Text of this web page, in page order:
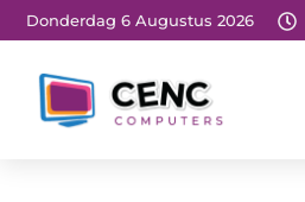
Donderdag 6 Augustus 2026